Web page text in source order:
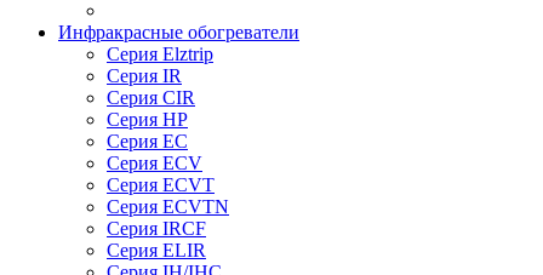
Инфракрасные обогреватели
Серия Elztrip
Серия IR
Серия CIR
Серия HP
Серия EC
Серия ECV
Серия ECVT
Серия ECVTN
Серия IRCF
Серия ELIR